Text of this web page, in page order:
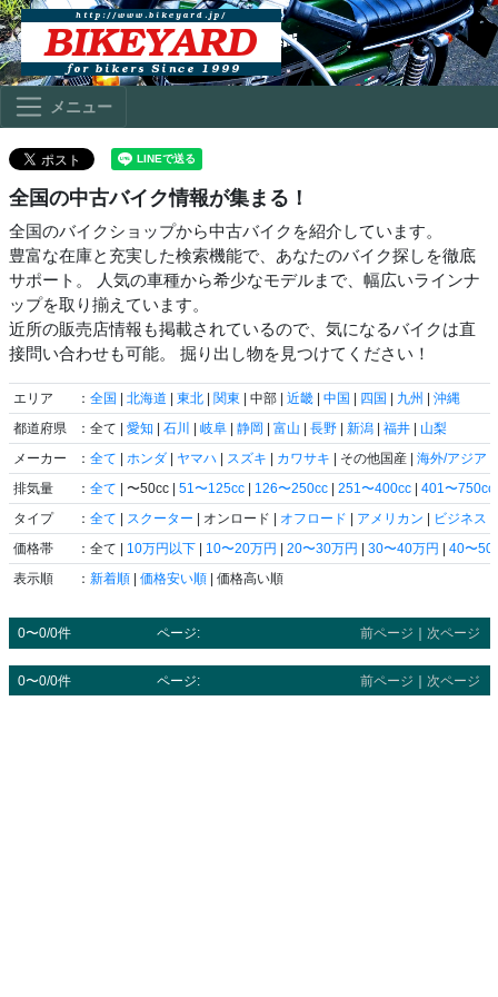
メニュー
全国の中古バイク情報が集まる！
全国のバイクショップから中古バイクを紹介しています。
豊富な在庫と充実した検索機能で、あなたのバイク探しを徹底
サポート。 人気の車種から希少なモデルまで、幅広いラインナ
ップを取り揃えています。
近所の販売店情報も掲載されているので、気になるバイクは直
接問い合わせも可能。 掘り出し物を見つけてください！
エリア ： 全国 | 北海道 | 東北 | 関東 | 中部 | 近畿 | 中国 | 四国 | 九州 | 沖縄
都道府県
：全て | 愛知 | 石川 | 岐阜 | 静岡 | 富山 | 長野 | 新潟 | 福井 | 山梨
メーカー
： 全て | ホンダ | ヤマハ | スズキ | カワサキ | その他国産 | 海外/アジア
排気量
： 全て | 〜50cc | 51〜125cc | 126〜250cc | 251〜400cc | 401〜750cc
タイプ
： 全て | スクーター | オンロード | オフロード | アメリカン | ビジネス
価格帯
：全て | 10万円以下 | 10〜20万円 | 20〜30万円 | 30〜40万円 | 40〜50
表示順
： 新着順 | 価格安い順 | 価格高い順
0〜0/0件 ページ: 前ページ 次ページ
0〜0/0件 ページ: 前ページ ｜ 次ページ